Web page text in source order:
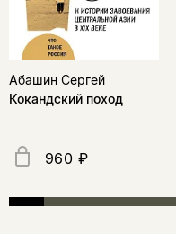
Абашин Сергей
Кокандский поход
960 ₽